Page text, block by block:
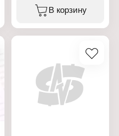
ручном и электрическом
инструменте. Крестовой
Бренд: Trigger
Артикул: 84982
Серия: "Профи"
Тип товара: Бита
Вариация:
односторонние
В корзину